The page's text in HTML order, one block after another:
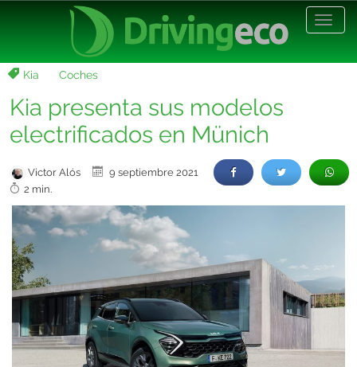
Kia Coches
Kia presenta sus modelos
electrificados en Münich
Victor Alós
9 septiembre 2021
2 min.